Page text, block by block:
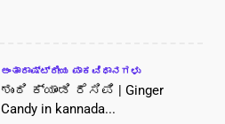
ಅಂತಾರಾಷ್ಟ್ರೀಯ ಪಾಕವಿಧಾನಗಳು
ಶುಂಠಿ ಕ್ಯಾಂಡಿ ರೆಸಿಪಿ | Ginger
Candy in kannada...